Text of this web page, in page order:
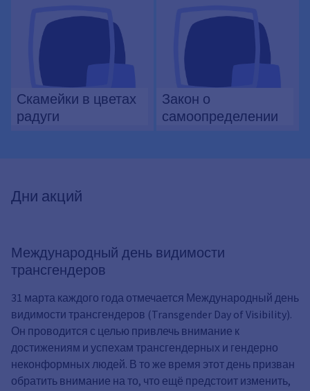
Скамейки в цветах
радуги
Закон о
самоопределении
Дни акций
Международный день видимости
трансгендеров
31 марта каждого года отмечается Международный день
видимости трансгендеров (Transgender Day of Visibility).
Он проводится с целью привлечь внимание к
достижениям и успехам трансгендерных и гендерно
неконформных людей. В то же время этот день призван
обратить внимание на то, что ещё предстоит изменить,